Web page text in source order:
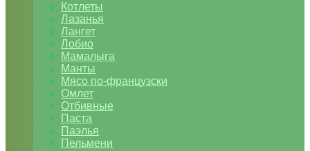
Котлеты
Лазанья
Лангет
Лобио
Мамалыга
Манты
Мясо по-французски
Омлет
Отбивные
Паста
Паэлья
Пельмени